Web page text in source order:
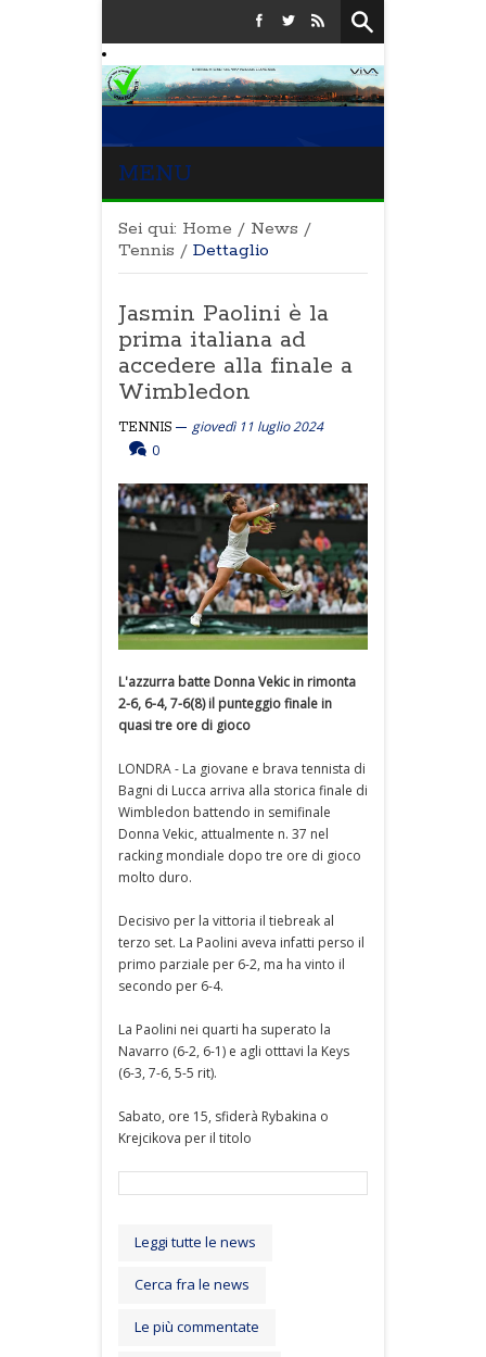
MENU
Sei qui: Home / News /
Tennis / Dettaglio
Jasmin Paolini è la
prima italiana ad
accedere alla finale a
Wimbledon
TENNIS
giovedì 11 luglio 2024
0
L'azzurra batte Donna Vekic in rimonta
2-6, 6-4, 7-6(8) il punteggio finale in
quasi tre ore di gioco
LONDRA - La giovane e brava tennista di
Bagni di Lucca arriva alla storica finale di
Wimbledon battendo in semifinale
Donna Vekic, attualmente n. 37 nel
racking mondiale dopo tre ore di gioco
molto duro.
Decisivo per la vittoria il tiebreak al
terzo set. La Paolini aveva infatti perso il
primo parziale per 6-2, ma ha vinto il
secondo per 6-4.
La Paolini nei quarti ha superato la
Navarro (6-2, 6-1) e agli otttavi la Keys
(6-3, 7-6, 5-5 rit).
Sabato, ore 15, sfiderà Rybakina o
Krejcikova per il titolo
Leggi tutte le news
Cerca fra le news
Le più commentate